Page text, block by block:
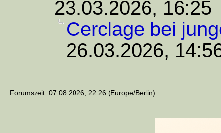
23.03.2026, 16:25
Cerclage bei
26.03.2026,
Forumszeit: 07.08.2026, 22:26 (Europe/Berlin)